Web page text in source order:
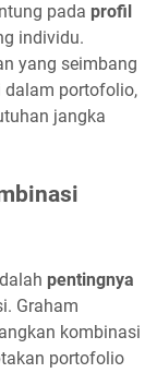
pada profil
individu.
yang seimbang
dalam portofolio,
jangka
pentingnya
Graham
kombinasi
portofolio